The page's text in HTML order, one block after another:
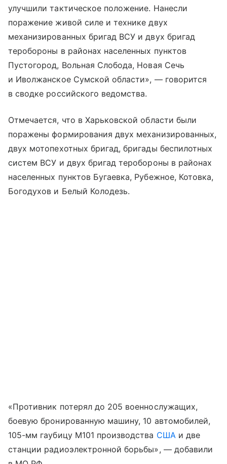
улучшили тактическое положение. Нанесли
поражение живой силе и технике двух
механизированных бригад ВСУ и двух бригад
теробороны в районах населенных пунктов
Пустогород, Вольная Слобода, Новая Сечь
и Иволжанское Сумской области», — говорится
в сводке российского ведомства.
Отмечается, что в Харьковской области были
поражены формирования двух механизированных,
двух мотопехотных бригад, бригады беспилотных
систем ВСУ и двух бригад теробороны в районах
населенных пунктов Бугаевка, Рубежное, Котовка,
Богодухов и Белый Колодезь.
«Противник потерял до 205 военнослужащих,
боевую бронированную машину, 10 автомобилей,
105-мм гаубицу М101 производства США и две
станции радиоэлектронной борьбы», — добавили